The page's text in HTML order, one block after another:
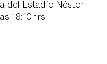
del Estadio Néstor
18:10hrs